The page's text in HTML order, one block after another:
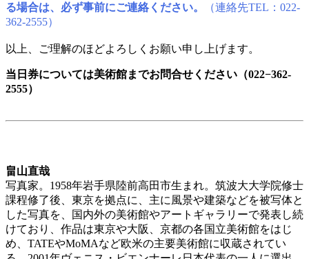
る場合は、必ず事前にご連絡ください。
（連絡先TEL：022-
362-2555）
以上、ご理解のほどよろしくお願い申し上げます。
当日券については美術館までお問合せください（022−362-
2555）
畠山直哉
写真家。1958年岩手県陸前高田市生まれ。筑波大大学院修士
課程修了後、東京を拠点に、主に風景や建築などを被写体と
した写真を、国内外の美術館やアートギャラリーで発表し続
けており、作品は東京や大阪、京都の各国立美術館をはじ
め、TATEやMoMAなど欧米の主要美術館に収蔵されてい